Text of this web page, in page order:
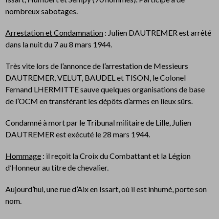
nombreux sabotages.
Arrestation et Condamnation : Julien DAUTREMER est arrêté
dans la nuit du 7 au 8 mars 1944.
Très vite lors de l’annonce de l’arrestation de Messieurs
DAUTREMER, VELUT, BAUDEL et TISON, le Colonel
Fernand LHERMITTE sauve quelques organisations de base
de l’OCM en transférant les dépôts d’armes en lieux sûrs.
Condamné à mort par le Tribunal militaire de Lille, Julien
DAUTREMER est exécuté le 28 mars 1944.
Hommage : il reçoit la Croix du Combattant et la Légion
d’Honneur au titre de chevalier.
Aujourd’hui, une rue d’Aix en Issart, où il est inhumé, porte son
nom.